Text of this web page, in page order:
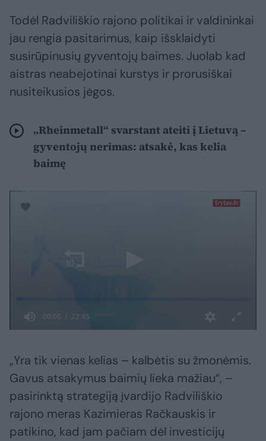
Todėl Radviliškio rajono politikai ir valdininkai
jau rengia pasitarimus, kaip išsklaidyti
susirūpinusių gyventojų baimes. Juolab kad
aistras neabejotinai kurstys ir prorusiškai
nusiteikusios jėgos.
„Rheinmetall“ svarstant ateiti į Lietuvą –
gyventojų nerimas: atsakė, kas kelia
baimę
„Yra tik vienas kelias – kalbėtis su žmonėmis.
Gavus atsakymus baimių lieka mažiau“, –
pasirinktą strategiją įvardijo Radviliškio
rajono meras Kazimieras Račkauskis ir
patikino, kad jam pačiam dėl investicijų